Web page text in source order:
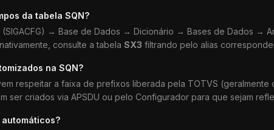
da tabela SQN?
→ Base de Dados → Dicionário → Bases de Dados →
consulte a tabela SX3 filtrando pelo alias
na SQN?
respeitar a faixa de prefixos liberada pela TOTVS (geralmente
ser criados via APSDU ou pelo Configurador para que sejam